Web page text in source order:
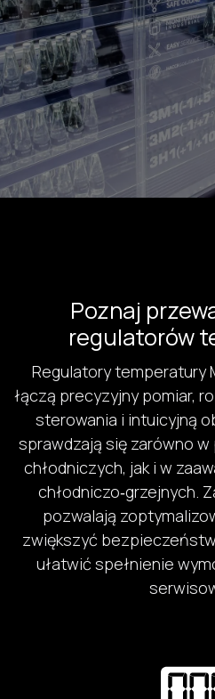
Poznaj
regulatorów
Regulatory temperatury
łączą precyzyjny pomiar,
sterowania i intuicyjną
sprawdzają się zarówno
chłodniczych, jak i w
chłodniczo‑grzejnych.
pozwalają
zwiększyć
ułatwić spełnienie